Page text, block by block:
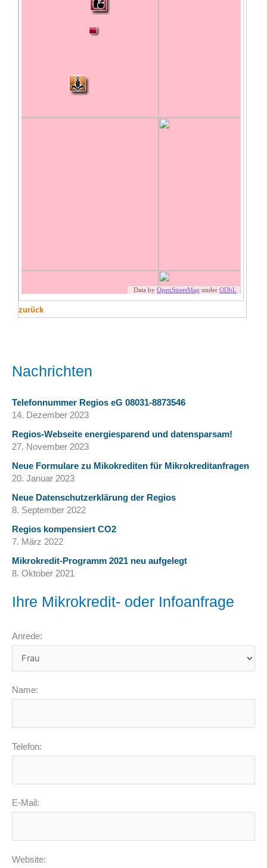
zurück
Nachrichten
Telefonnummer Regios eG 08031-8873546
14. Dezember 2023
Regios-Webseite energiesparend und datensparsam!
27. November 2023
Neue Formulare zu Mikokrediten für Mikrokreditanfragen
20. Januar 2023
Neue Datenschutzerklärung der Regios
8. September 2022
Regios kompensiert CO2
7. März 2022
Mikrokredit-Programm 2021 neu aufgelegt
8. Oktober 2021
Ihre Mikrokredit- oder Infoanfrage
Anrede:
Name:
Telefon:
E-Mail:
Website: